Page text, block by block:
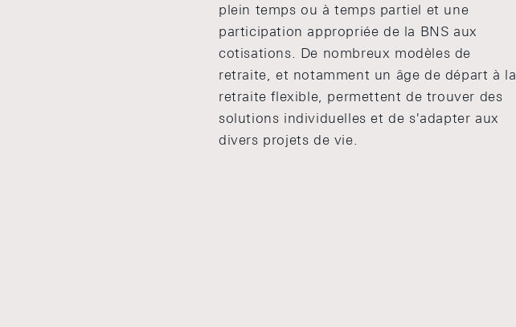
plein temps ou à temps partiel et une
participation appropriée de la BNS aux
cotisations. De nombreux modèles de
retraite, et notamment un âge de départ à la
retraite flexible, permettent de trouver des
solutions individuelles et de s'adapter aux
divers projets de vie.